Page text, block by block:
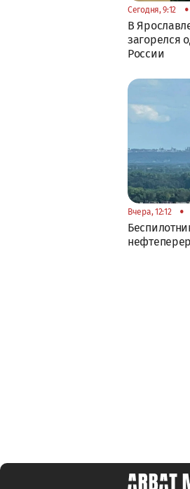
Сегодня, 9:12 •
В
загорелся
России
Вчера, 12:12 •